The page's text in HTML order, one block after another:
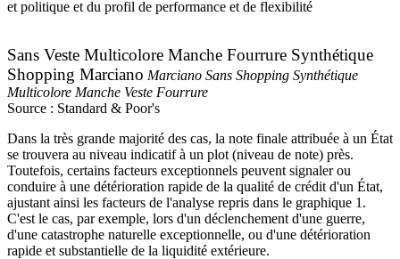
et politique et du profil de performance et de flexibilité
Sans Veste Multicolore Manche Fourrure Synthétique
Shopping Marciano Marciano Sans Shopping Synthétique
Multicolore Manche Veste Fourrure
Source : Standard & Poor's
Dans la très grande majorité des cas, la note finale attribuée à un État
se trouvera au niveau indicatif à un plot (niveau de note) près.
Toutefois, certains facteurs exceptionnels peuvent signaler ou
conduire à une détérioration rapide de la qualité de crédit d'un État,
ajustant ainsi les facteurs de l'analyse repris dans le graphique 1.
C'est le cas, par exemple, lors d'un déclenchement d'une guerre,
d'une catastrophe naturelle exceptionnelle, ou d'une détérioration
rapide et substantielle de la liquidité extérieure.